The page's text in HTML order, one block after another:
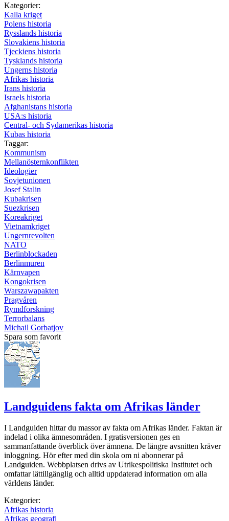
Kategorier:
Kalla kriget
Polens historia
Rysslands historia
Slovakiens historia
Tjeckiens historia
Tysklands historia
Ungerns historia
Afrikas historia
Irans historia
Israels historia
Afghanistans historia
USA:s historia
Central- och Sydamerikas historia
Kubas historia
Taggar:
Kommunism
Mellanösternkonflikten
Ideologier
Sovjetunionen
Josef Stalin
Kubakrisen
Suezkrisen
Koreakriget
Vietnamkriget
Ungernrevolten
NATO
Berlinblockaden
Berlinmuren
Kärnvapen
Kongokrisen
Warszawapakten
Pragvåren
Rymdforskning
Terrorbalans
Michail Gorbatjov
Spara som favorit
Landguidens fakta om Afrikas länder
I Landguiden hittar du massor av fakta om Afrikas länder. Faktan är
indelad i olika ämnesområden. I gratisversionen ges en
sammanfattande överblick över ämnena. De längre avsnitten kräver
inloggning. Hör efter med din skola om ni abonnerar på
Landguiden. Webbplatsen drivs av Utrikespolitiska Institutet och
omfattar lättillgänglig och alltid uppdaterad information om alla
världens länder.
Kategorier:
Afrikas historia
Afrikas geografi